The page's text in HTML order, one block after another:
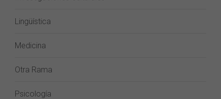
Lingüística
Medicina
Otra Rama
Psicología